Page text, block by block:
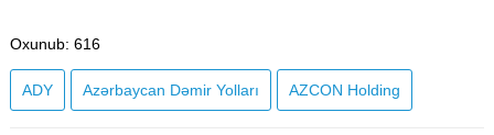
Oxunub: 616
ADY Azərbaycan Dəmir Yolları AZCON Holding